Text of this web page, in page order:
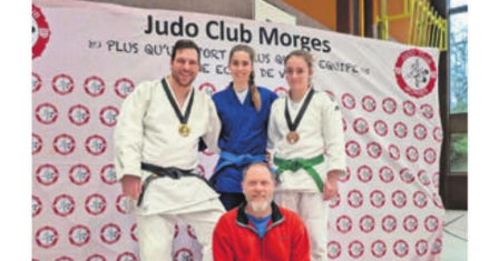
Stellen
E-
Paper
Newsletter
App